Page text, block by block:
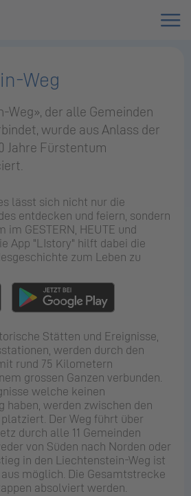
Weg
Weg», der alle Gemeinden
wurde aus Anlass der
Jahre Fürstentum
lässt sich nicht nur die
entdecken und feiern, sondern
GESTERN, HEUTE und
App "LIstory" hilft dabei die
zum Leben zu
Stätten und Ereignisse,
werden durch den
rund 75 Kilometern
grossen Ganzen verbunden.
welche keinen
haben, werden zwischen den
Der Weg führt über
durch alle 11 Gemeinden
von Süden nach Norden oder
in den Liechtenstein-Weg ist
möglich. Die Gesamtstrecke
absolviert werden.